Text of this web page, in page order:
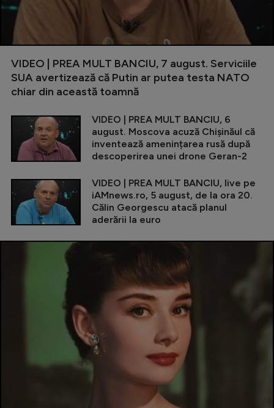
VIDEO | PREA MULT BANCIU, 7 august. Serviciile
SUA avertizează că Putin ar putea testa NATO
chiar din această toamnă
VIDEO | PREA MULT BANCIU, 6
august. Moscova acuză Chișinăul că
inventează amenințarea rusă după
descoperirea unei drone Geran-2
VIDEO | PREA MULT BANCIU, live pe
iAMnews.ro, 5 august, de la ora 20.
Călin Georgescu atacă planul
aderării la euro